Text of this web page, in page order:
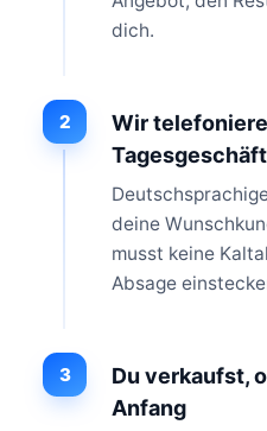
dich.
2
Wir
Tagesgeschäft
deine
musst keine
Absage
3
Du verkaufst,
Anfang